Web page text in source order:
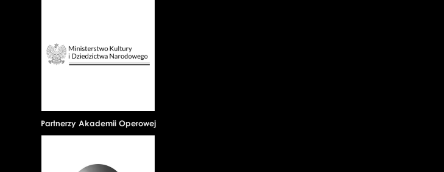
Partnerzy Akademii Operowej